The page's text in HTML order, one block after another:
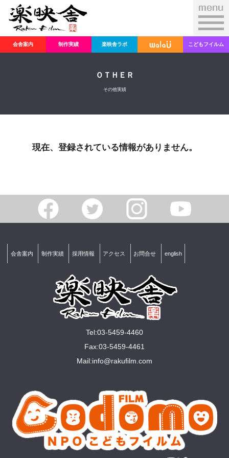
会舎案内 制作実績 楽映舎ラボ こどもフイルム
ＯＴＨＥＲ
その他実績
現在、登録されている情報がありません。
会舎案内 制作実績 採用情報 アクセス お問合せ english
Tel:03-5459-4460
Fax:03-5459-4461
Mail:info@rakuﬁlm.com